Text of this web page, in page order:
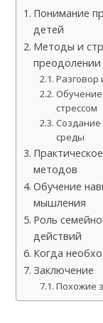
Понимание
детей
Методы и
преодолении
Разговор
Обучение
стрессом
Создание
среды
методов
Обучение
мышления
Роль
действий
Когда
Заключение
Похожие